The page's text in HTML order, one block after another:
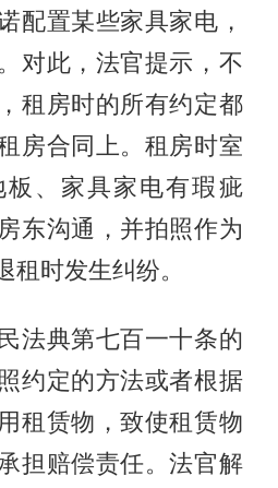
配置某些家具家电，
对此，法官提示，不
租房时的所有约定都
房合同上。租房时室
、家具家电有瑕疵
东沟通，并拍照作为
租时发生纠纷。
典第七百一十条的
约定的方法或者根据
租赁物，致使租赁物
担赔偿责任。法官解